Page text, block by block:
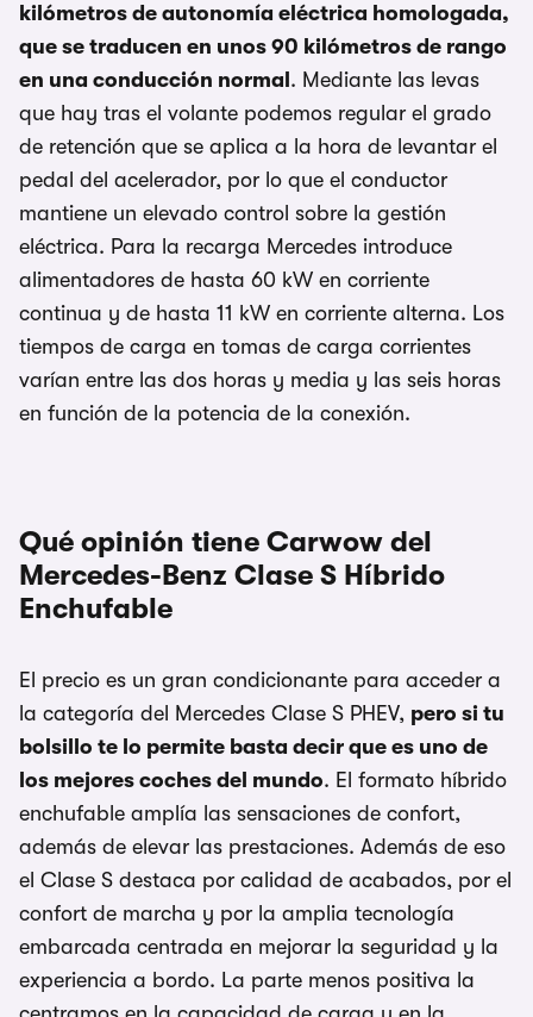
kilómetros de autonomía eléctrica homologada,
que se traducen en unos 90 kilómetros de rango
en una conducción normal . Mediante las levas
que hay tras el volante podemos regular el grado
de retención que se aplica a la hora de levantar el
pedal del acelerador, por lo que el conductor
mantiene un elevado control sobre la gestión
eléctrica. Para la recarga Mercedes introduce
alimentadores de hasta 60 kW en corriente
continua y de hasta 11 kW en corriente alterna. Los
tiempos de carga en tomas de carga corrientes
varían entre las dos horas y media y las seis horas
en función de la potencia de la conexión.
Qué opinión tiene Carwow del
Mercedes-Benz Clase S Híbrido
Enchufable
El precio es un gran condicionante para acceder a
la categoría del Mercedes Clase S PHEV, pero si tu
bolsillo te lo permite basta decir que es uno de
los mejores coches del mundo. El formato híbrido
enchufable amplía las sensaciones de confort,
además de elevar las prestaciones. Además de eso
el Clase S destaca por calidad de acabados, por el
confort de marcha y por la amplia tecnología
embarcada centrada en mejorar la seguridad y la
experiencia a bordo. La parte menos positiva la